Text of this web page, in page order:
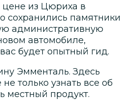
цене из Цюриха в
сохранились памятники
административную
автомобиле,
будет опытный гид.
Эмменталь. Здесь
только узнать все об
местный продукт.